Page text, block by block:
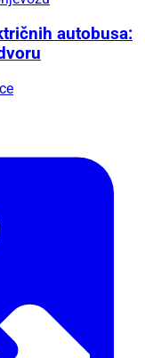
autobusa: